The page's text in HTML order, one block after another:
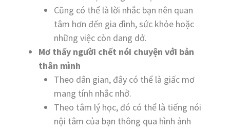
Cũng có thể là lời nhắc bạn nên quan
tâm hơn đến gia đình, sức khỏe hoặc
những việc còn dang dở.
Mơ thấy người chết nói chuyện với bản
thân mình
Theo dân gian, đây có thể là giấc mơ
mang tính nhắc nhở.
Theo tâm lý học, đó có thể là tiếng nói
nội tâm của bạn thông qua hình ảnh